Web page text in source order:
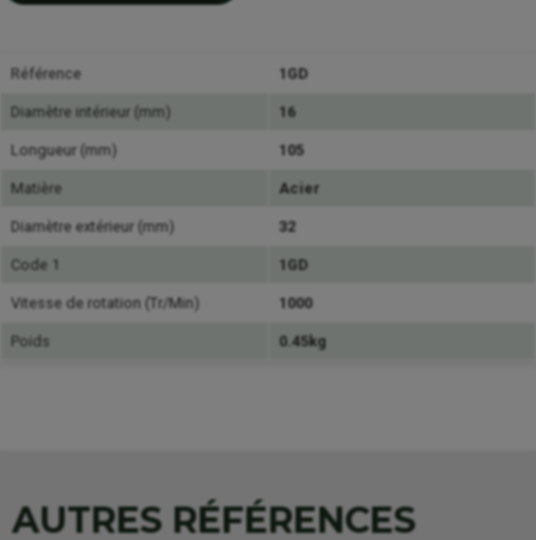
Référence 1GD
Diamètre intérieur (mm) 16
Longueur (mm) 105
Matière Acier
Diamètre extérieur (mm) 32
Code 1 1GD
Vitesse de rotation (Tr/Min) 1000
Poids 0.45kg
AUTRES RÉFÉRENCES